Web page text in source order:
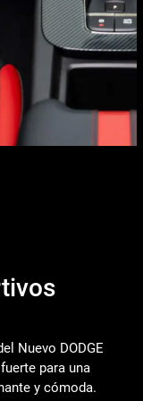
Nuevo DODGE
para una
y cómoda.